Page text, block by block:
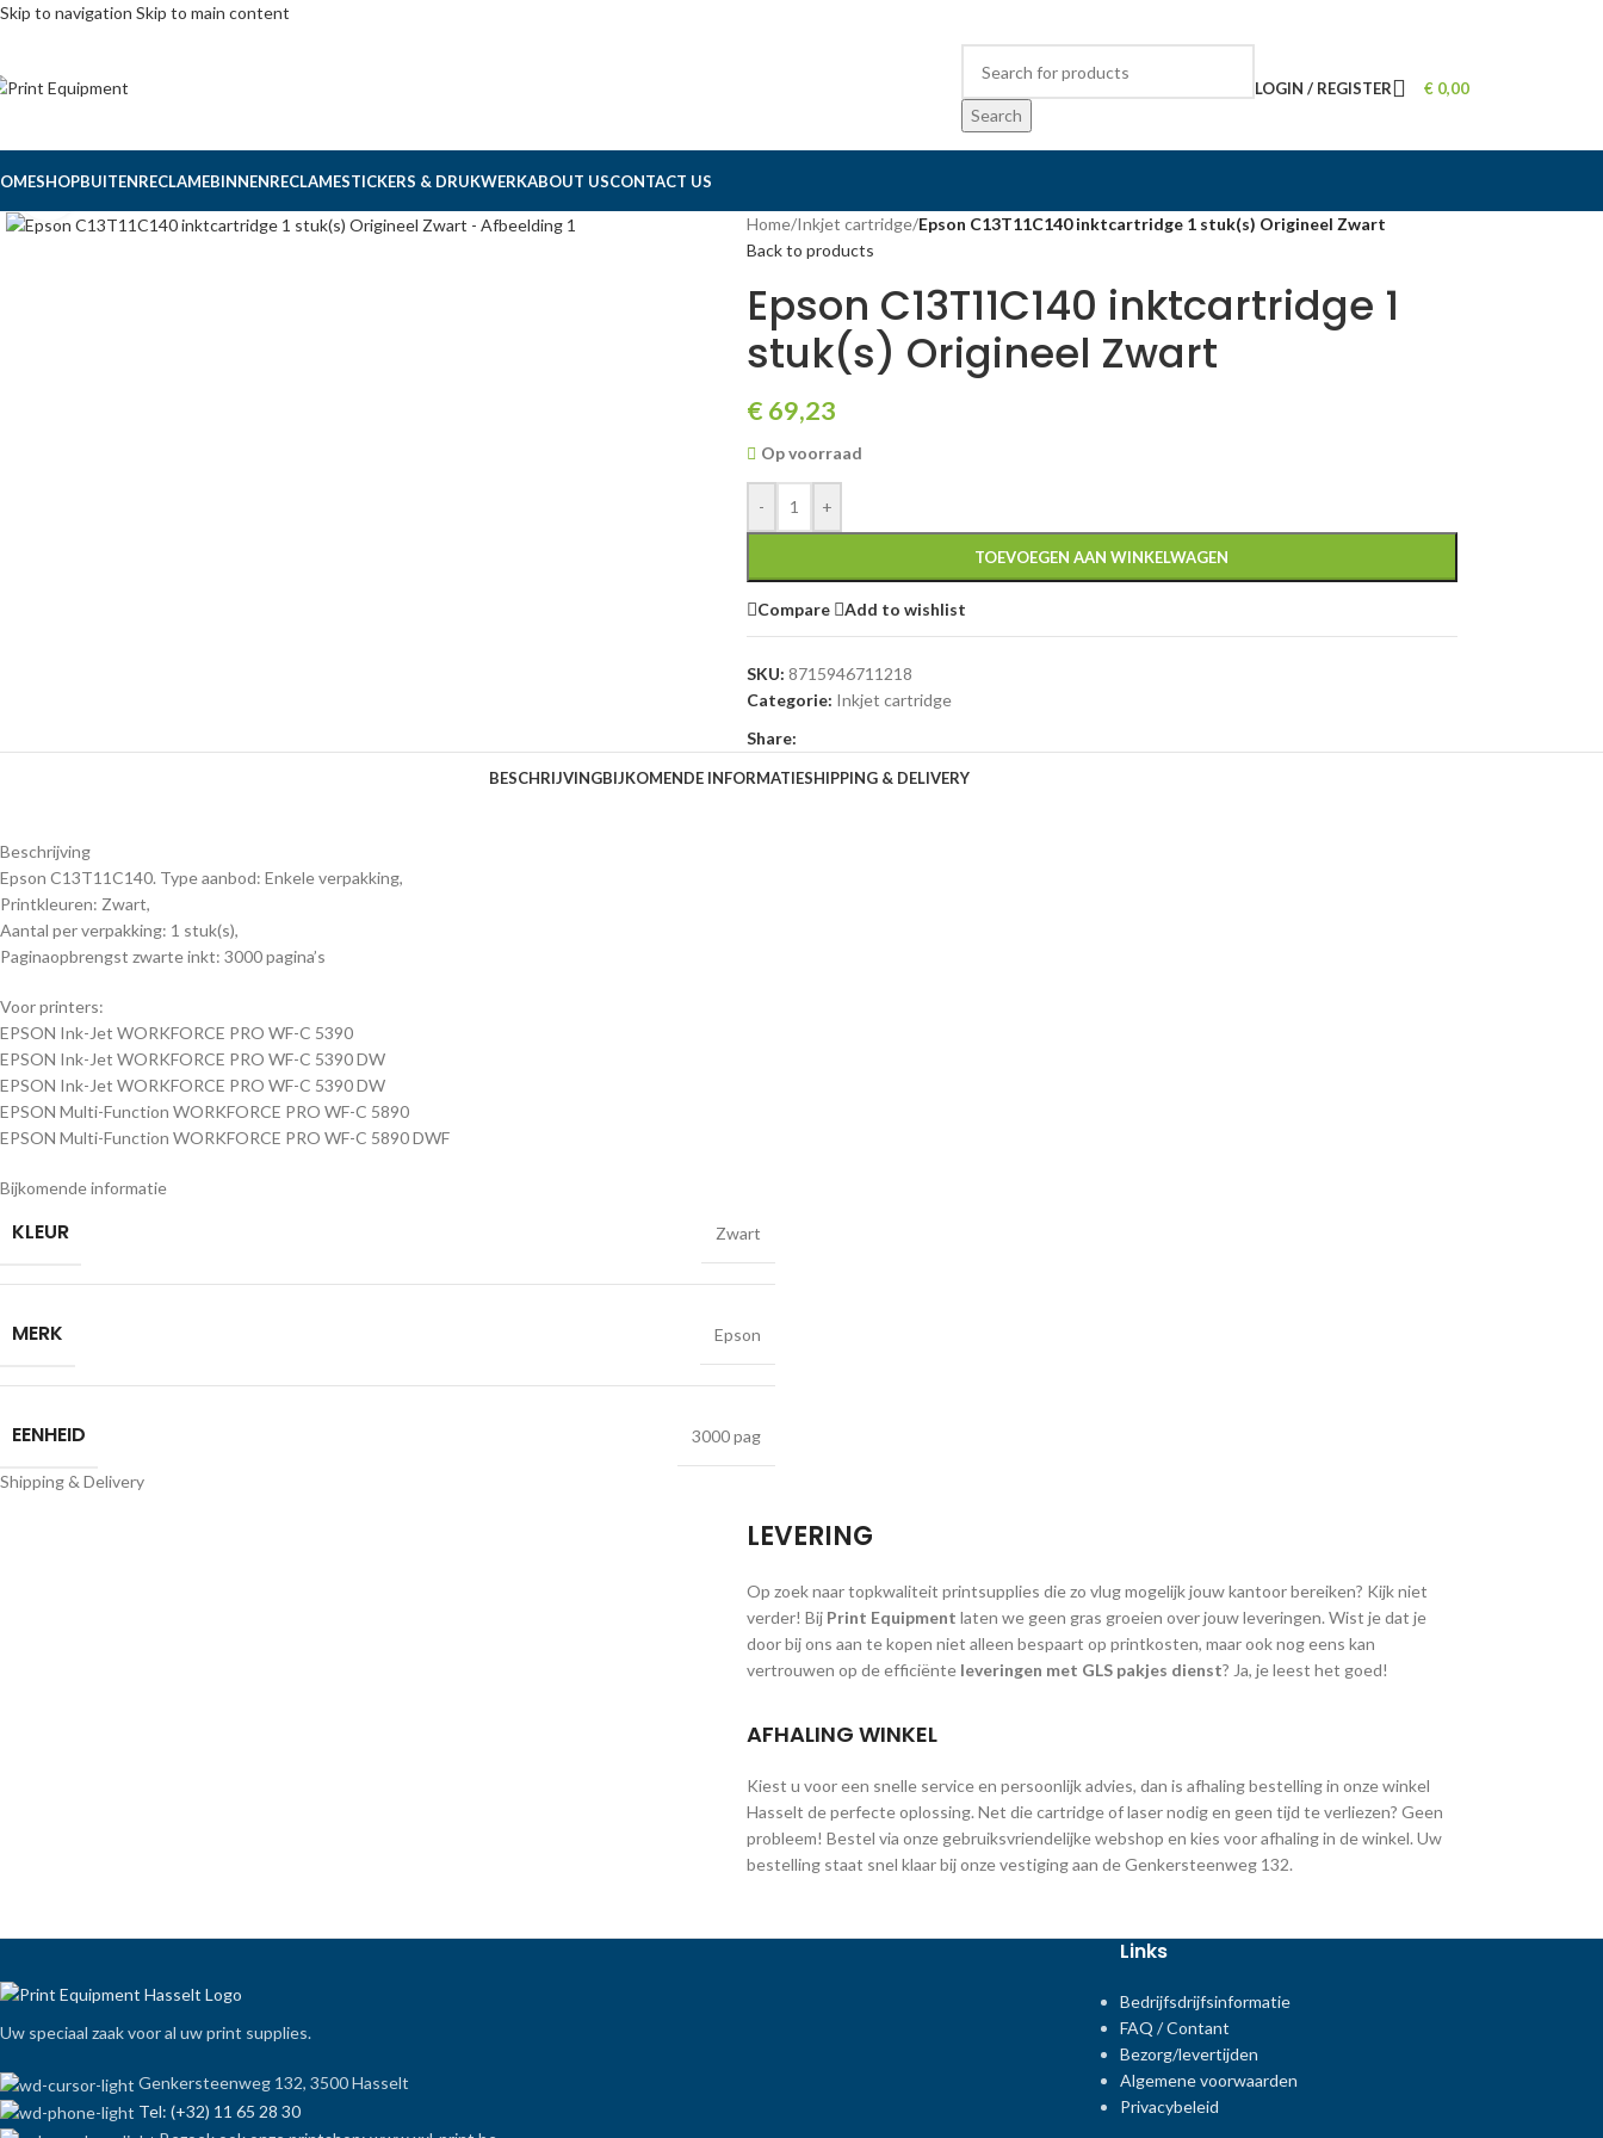
Skip to navigation Skip to main content
Search
LOGIN / REGISTER € 0,00
SHOPBUITENRECLAMEBINNENRECLAMESTICKERS & DRUKWERKABOUT USCONTACT US
Click to enlarge
Home/Inkjet cartridge/Epson C13T11C140 inktcartridge 1 stuk(s) Origineel Zwart
Back to products
Epson C13T11C140 inktcartridge 1
stuk(s) Origineel Zwart
€ 69,23
Op voorraad
- +
TOEVOEGEN AAN WINKELWAGEN
Compare Add to wishlist
SKU: 8715946711218
Categorie: Inkjet cartridge
Share:
BESCHRIJVINGBIJKOMENDE INFORMATIESHIPPING & DELIVERY
Beschrijving
Epson C13T11C140. Type aanbod: Enkele verpakking,
Printkleuren: Zwart,
Aantal per verpakking: 1 stuk(s),
Paginaopbrengst zwarte inkt: 3000 pagina’s
Voor printers:
EPSON Ink-Jet WORKFORCE PRO WF-C 5390
EPSON Ink-Jet WORKFORCE PRO WF-C 5390 DW
EPSON Ink-Jet WORKFORCE PRO WF-C 5390 DW
EPSON Multi-Function WORKFORCE PRO WF-C 5890
EPSON Multi-Function WORKFORCE PRO WF-C 5890 DWF
Bijkomende informatie
KLEUR Zwart
MERK Epson
EENHEID 3000 pag
Shipping & Delivery
LEVERING
Op zoek naar topkwaliteit printsupplies die zo vlug mogelijk jouw kantoor bereiken? Kijk niet
verder! Bij Print Equipment laten we geen gras groeien over jouw leveringen. Wist je dat je
door bij ons aan te kopen niet alleen bespaart op printkosten, maar ook nog eens kan
vertrouwen op de efficiënte leveringen met GLS pakjes dienst? Ja, je leest het goed!
AFHALING WINKEL
Kiest u voor een snelle service en persoonlijk advies, dan is afhaling bestelling in onze winkel
Hasselt de perfecte oplossing. Net die cartridge of laser nodig en geen tijd te verliezen? Geen
probleem! Bestel via onze gebruiksvriendelijke webshop en kies voor afhaling in de winkel. Uw
bestelling staat snel klaar bij onze vestiging aan de Genkersteenweg 132.
Uw speciaal zaak voor al uw print supplies.
Genkersteenweg 132, 3500 Hasselt
Tel: (+32) 11 65 28 30
Links
Bedrijfsdrijfsinformatie
FAQ / Contant
Bezorg/levertijden
Algemene voorwaarden
Privacybeleid